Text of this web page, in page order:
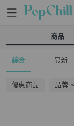
商品
綜合 最新
優惠商品 品牌